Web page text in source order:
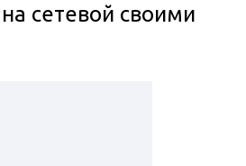
сетевой своими